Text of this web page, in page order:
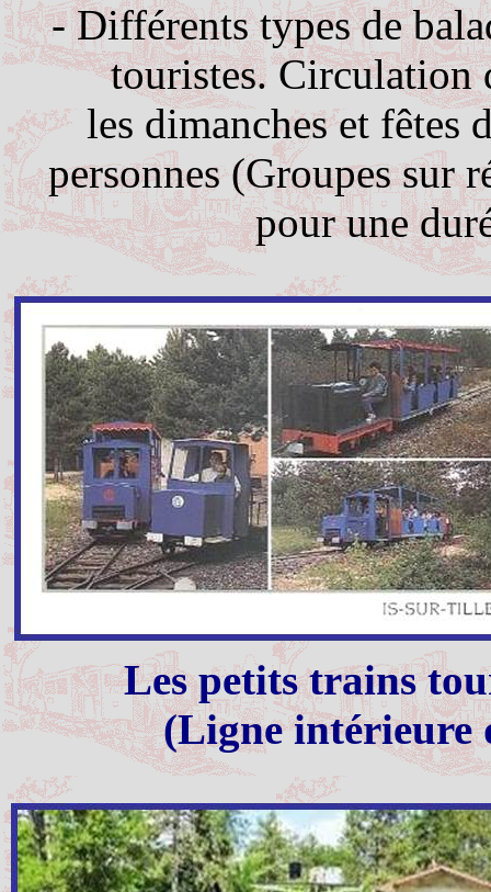
- Différents types de
touristes. Circulation
les dimanches et fêtes
personnes (Groupes sur
pour une
Les petits trains
(Ligne intérieure